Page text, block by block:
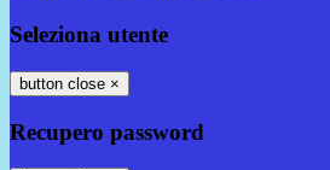
Seleziona utente
button close ×
Recupero password